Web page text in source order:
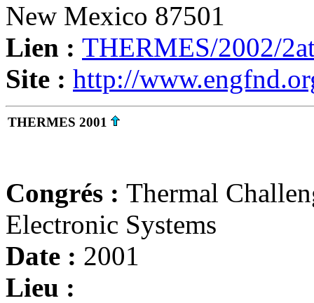
New Mexico 87501
Lien : THERMES/2002/
Site : http://
THERMES 2001
Congrés : Thermal
Electronic Systems
Date : 2001
Lieu :